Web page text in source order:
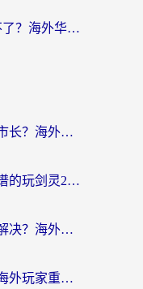
12123交管在国外怎么使用不了？海外华人必看的无缝访问国内资源指南
意大利怎么玩模拟城市我是市长？海外党国服游戏加速终极攻略（附三国3量子特攻解决办法）
人在海外，如何选择一款靠谱的玩剑灵2加速器？
国外玩灌篮高手延迟高怎么解决？海外玩家国服游戏加速终极指南
非人学园加速器超级加速，海外玩家重返国服的通行证